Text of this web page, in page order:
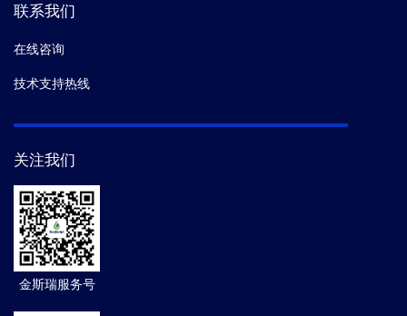
联系我们
在线咨询
技术支持热线
关注我们
金斯瑞服务号